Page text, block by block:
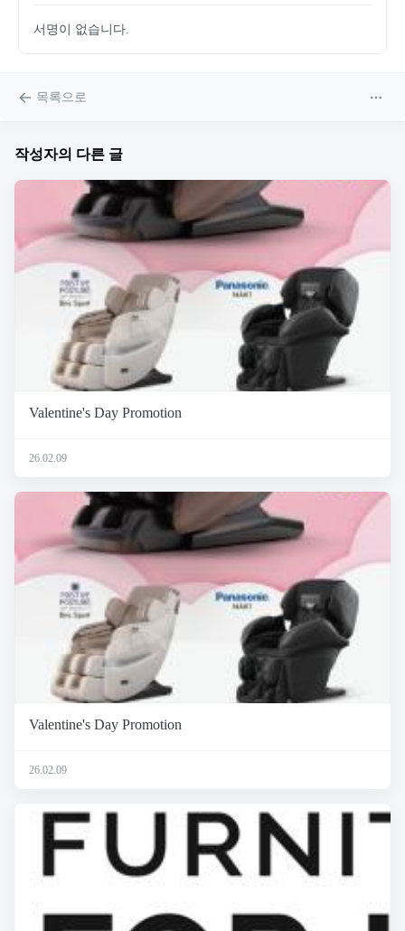
서명이 없습니다.
목록으로
작성자의 다른 글
Valentine's Day Promotion
26.02.09
Valentine's Day Promotion
26.02.09